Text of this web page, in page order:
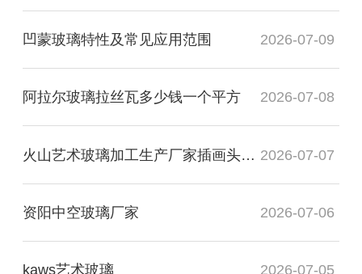
凹蒙玻璃特性及常见应用范围 2026-07-09
阿拉尔玻璃拉丝瓦多少钱一个平方 2026-07-08
火山艺术玻璃加工生产厂家插画头像图 2026-07-07
资阳中空玻璃厂家 2026-07-06
kaws艺术玻璃 2026-07-05